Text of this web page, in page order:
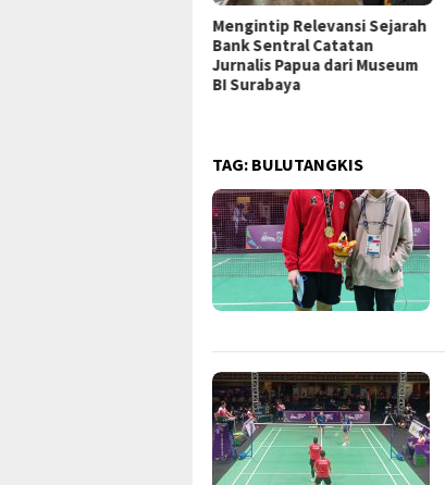
Mengintip Relevansi Sejarah
Bank Sentral Catatan
Jurnalis Papua dari Museum
BI Surabaya
TAG: BULUTANGKIS